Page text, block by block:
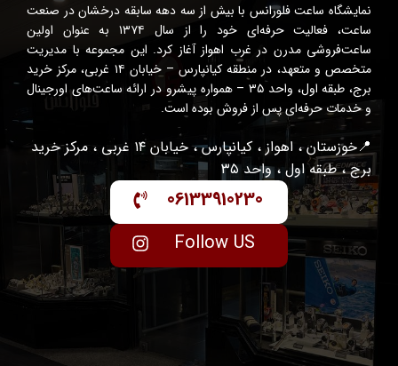
نمایشگاه ساعت فلورانس با بیش از سه دهه سابقه درخشان در صنعت
ساعت، فعالیت حرفه‌ای خود را از سال ۱۳۷۴ به عنوان اولین
ساعت‌فروشی مدرن در غرب اهواز آغاز کرد. این مجموعه با مدیریت
متخصص و متعهد، در منطقه کیانپارس – خیابان ۱۴ غربی، مرکز خرید
برج، طبقه اول، واحد ۳۵ – همواره پیشرو در ارائه ساعت‌های اورجینال
و خدمات حرفه‌ای پس از فروش بوده است.
📍خوزستان ، اهواز ، کیانپارس ، خیابان ۱۴ غربی ، مرکز خرید
برج ، طبقه اول ، واحد ۳۵
06133910230
Follow US